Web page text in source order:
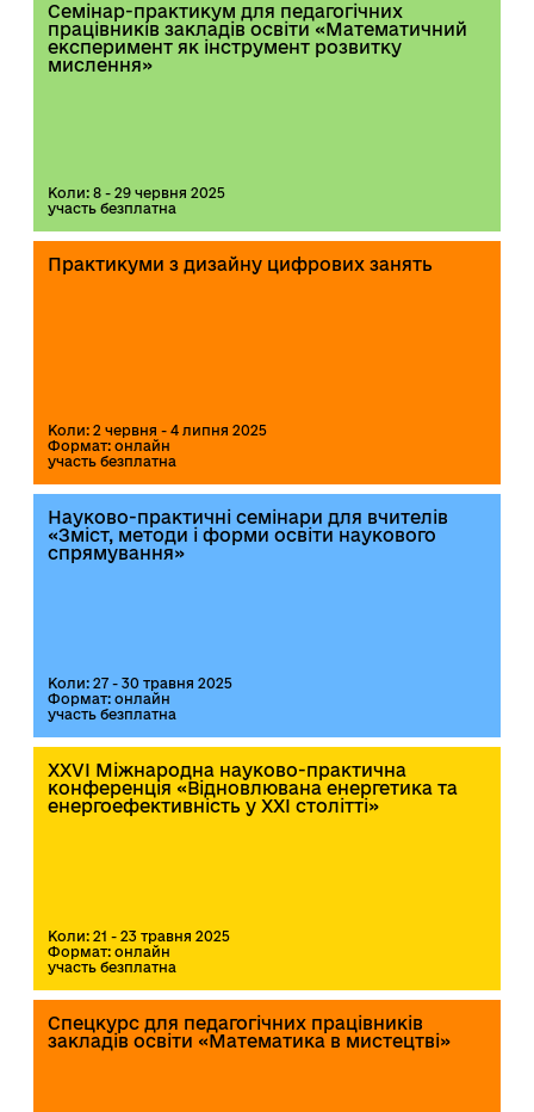
Семінар-практикум для педагогічних
працівників закладів освіти «Математичний
експеримент як інструмент розвитку
мислення»
Коли: 8 - 29 червня 2025
участь безплатна
Практикуми з дизайну цифрових занять
Коли: 2 червня - 4 липня 2025
Формат: онлайн
участь безплатна
Науково-практичні семінари для вчителів
«Зміст, методи і форми освіти наукового
спрямування»
Коли: 27 - 30 травня 2025
Формат: онлайн
участь безплатна
XXVI Міжнародна науково-практична
конференція «Відновлювана енергетика та
енергоефективність у XXI столітті»
Коли: 21 - 23 травня 2025
Формат: онлайн
участь безплатна
Спецкурс для педагогічних працівників
закладів освіти «Математика в мистецтві»